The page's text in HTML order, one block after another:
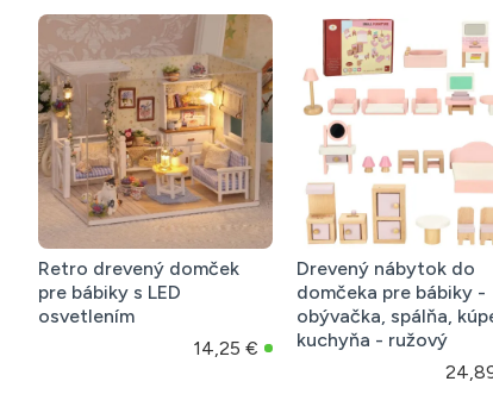
Retro drevený domček
pre bábiky s LED
osvetlením
14,25 €
Drevený nábytok do
domčeka pre bábiky -
obývačka, spálňa,
kuchyňa - ružový